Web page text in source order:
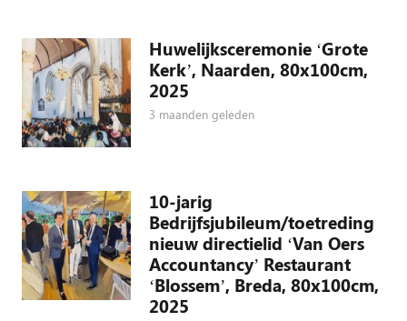
Huwelijksceremonie ‘Grote
Kerk’, Naarden, 80x100cm,
2025
3 maanden geleden
10-jarig
Bedrijfsjubileum/toetreding
nieuw directielid ‘Van Oers
Accountancy’ Restaurant
‘Blossem’, Breda, 80x100cm,
2025